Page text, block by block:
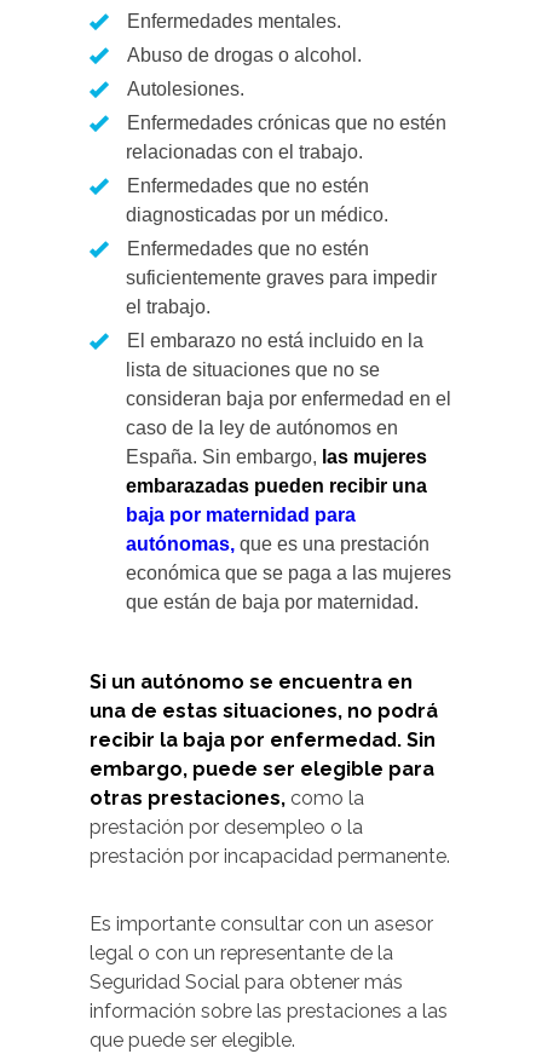
Enfermedades mentales.
Abuso de drogas o alcohol.
Autolesiones.
Enfermedades crónicas que no estén
relacionadas con el trabajo.
Enfermedades que no estén
diagnosticadas por un médico.
Enfermedades que no estén
suficientemente graves para impedir
el trabajo.
El embarazo no está incluido en la
lista de situaciones que no se
consideran baja por enfermedad en el
caso de la ley de autónomos en
España. Sin embargo, las mujeres
embarazadas pueden recibir una
baja por maternidad para
autónomas, que es una prestación
económica que se paga a las mujeres
que están de baja por maternidad.
Si un autónomo se encuentra en
una de estas situaciones, no podrá
recibir la baja por enfermedad. Sin
embargo, puede ser elegible para
otras prestaciones, como la
prestación por desempleo o la
prestación por incapacidad permanente.
Es importante consultar con un asesor
legal o con un representante de la
Seguridad Social para obtener más
información sobre las prestaciones a las
que puede ser elegible.